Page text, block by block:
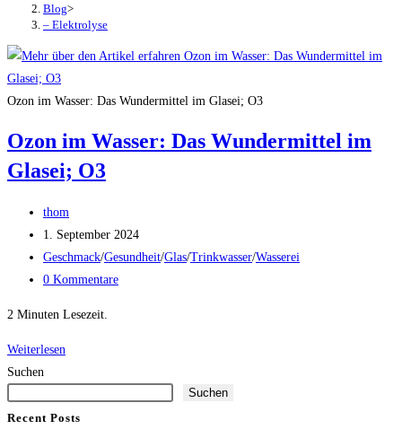
Blog>
– Elektrolyse
Ozon im Wasser: Das Wundermittel im Glasei; O3
Ozon im Wasser: Das Wundermittel im
Glasei; O3
Beitrags-
Autor:
thom
Beitrag
veröffentlicht:
1. September 2024
Beitrags-
Kategorie:
Geschmack/Gesundheit/Glas/Trinkwasser/Wasserei
Beitrags-
0 Kommentare
2 Minuten Lesezeit.
Weiterlesen
Das
Suchen
Suchen
Recent Posts